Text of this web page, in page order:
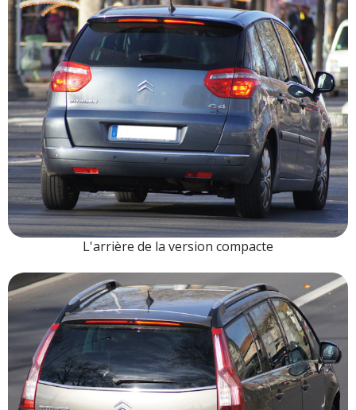
L'arrière de la version compacte